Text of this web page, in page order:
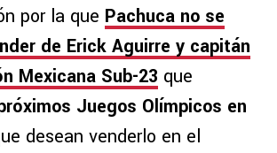
por la que Pachuca no se
de Erick Aguirre y capitán
Mexicana Sub-23 que
Juegos Olímpicos en
desean venderlo en el